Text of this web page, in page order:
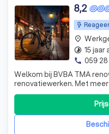
8,2
Welkom bij BVBA TMA
renovatiewerken. Met meer dan 15 jaar werkervaring, zijn
wij gespecialiseerd in
schilderwerken. Eveneens
verwarming, dak- en
van de klant voor de
place
timelapse 15 jaar
phone 059 28